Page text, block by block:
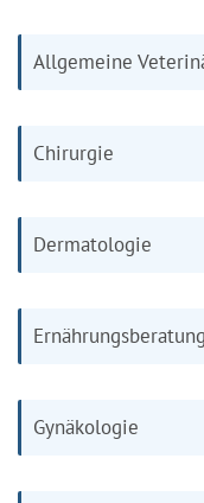
Allgemeine
Chirurgie
Dermatologie
Ernährungsberatung
Gynäkologie